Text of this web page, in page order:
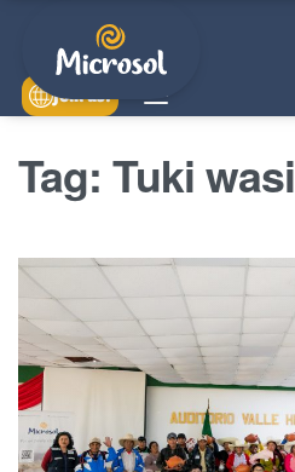
Join us!
Tag: Tuki wasi